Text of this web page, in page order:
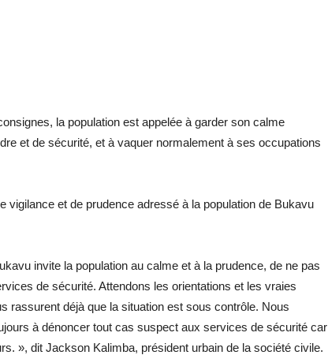
la population est appelée à garder son calme
et de sécurité, et à vaquer normalement à ses occupations
vigilance et de prudence adressé à la population de Bukavu
invite la population au calme et à la prudence, de ne pas
de sécurité. Attendons les orientations et les vraies
rassurent déjà que la situation est sous contrôle. Nous
à dénoncer tout cas suspect aux services de sécurité car
», dit Jackson Kalimba, président urbain de la société civile.